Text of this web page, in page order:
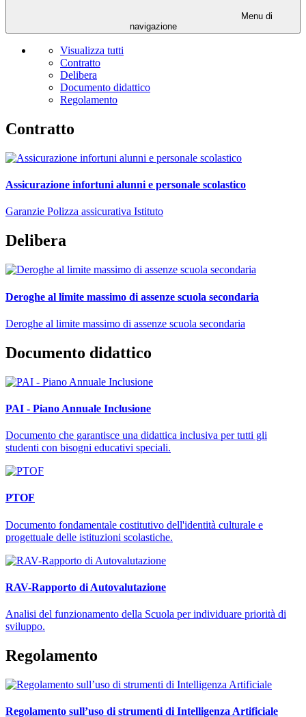
Menu di
navigazione
Visualizza tutti
Contratto
Delibera
Documento didattico
Regolamento
Contratto
Assicurazione infortuni alunni e personale scolastico
Garanzie Polizza assicurativa Istituto
Delibera
Deroghe al limite massimo di assenze scuola secondaria
Deroghe al limite massimo di assenze scuola secondaria
Documento didattico
PAI - Piano Annuale Inclusione
Documento che garantisce una didattica inclusiva per tutti gli
studenti con bisogni educativi speciali.
PTOF
Documento fondamentale costitutivo dell'identità culturale e
progettuale delle istituzioni scolastiche.
RAV-Rapporto di Autovalutazione
Analisi del funzionamento della Scuola per individuare priorità di
sviluppo.
Regolamento
Regolamento sull’uso di strumenti di Intelligenza Artificiale